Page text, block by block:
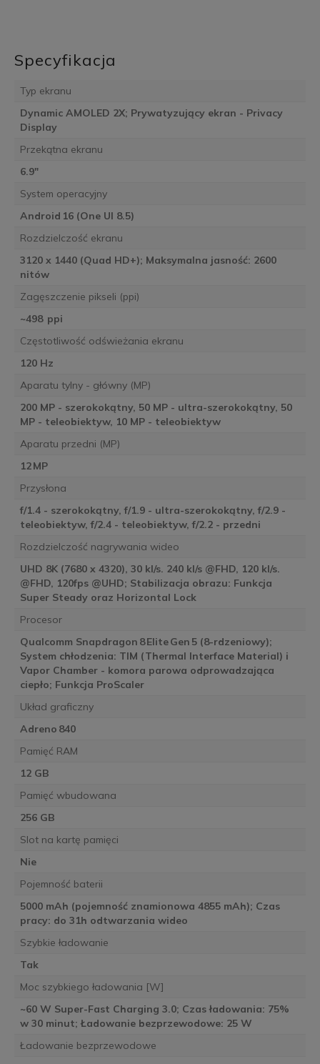
Specyfikacja
Typ ekranu
Dynamic AMOLED 2X; Prywatyzujący ekran - Privacy
Display
Przekątna ekranu
6.9"
System operacyjny
Android 16 (One UI 8.5)
Rozdzielczość ekranu
3120 x 1440 (Quad HD+); Maksymalna jasność: 2600
nitów
Zagęszczenie pikseli (ppi)
~498 ppi
Częstotliwość odświeżania ekranu
120 Hz
Aparatu tylny - główny (MP)
200 MP - szerokokątny, 50 MP - ultra-szerokokątny, 50
MP - teleobiektyw, 10 MP - teleobiektyw
Aparatu przedni (MP)
12 MP
Przysłona
f/1.4 - szerokokątny, f/1.9 - ultra-szerokokątny, f/2.9 -
teleobiektyw, f/2.4 - teleobiektyw, f/2.2 - przedni
Rozdzielczość nagrywania wideo
UHD 8K (7680 x 4320), 30 kl/s. 240 kl/s @FHD, 120 kl/s.
@FHD, 120fps @UHD; Stabilizacja obrazu: Funkcja
Super Steady oraz Horizontal Lock
Procesor
Qualcomm Snapdragon 8 Elite Gen 5 (8-rdzeniowy);
System chłodzenia: TIM (Thermal Interface Material) i
Vapor Chamber - komora parowa odprowadzająca
ciepło; Funkcja ProScaler
Układ graficzny
Adreno 840
Pamięć RAM
12 GB
Pamięć wbudowana
256 GB
Slot na kartę pamięci
Nie
Pojemność baterii
5000 mAh (pojemność znamionowa 4855 mAh); Czas
pracy: do 31h odtwarzania wideo
Szybkie ładowanie
Tak
Moc szybkiego ładowania [W]
~60 W Super-Fast Charging 3.0; Czas ładowania: 75%
w 30 minut; Ładowanie bezprzewodowe: 25 W
Ładowanie bezprzewodowe